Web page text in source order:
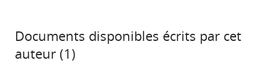
Documents disponibles écrits par cet
auteur (1 )